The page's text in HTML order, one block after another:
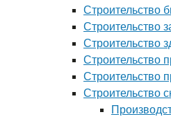
Строительство
Строительство
Строительство
Строительство
Строительство
Строительство